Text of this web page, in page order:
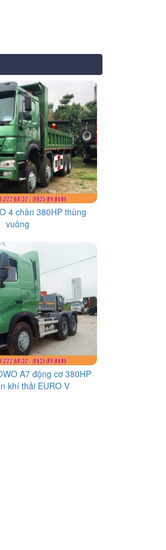
4 chân 380HP thùng
vuông
A7 động cơ 380HP
khí thải EURO V